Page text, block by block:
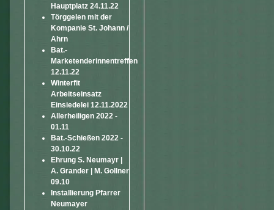
Hauptplatz 24.11.22
Törggelen mit der
Kompanie St. Johann /
Ahrn
Bat.-
Marketenderinnentreffen
12.11.22
Winterfit
Arbeitseinsatz
Einsiedelei 12.11.2022
Allerheiligen 2022 -
01.11
Bat.-Schießen 2022 -
30.10.22
Ehrung S. Neumayr |
A. Grander | M. Gollner
09.10
Installierung Pfarrer
Neumayer